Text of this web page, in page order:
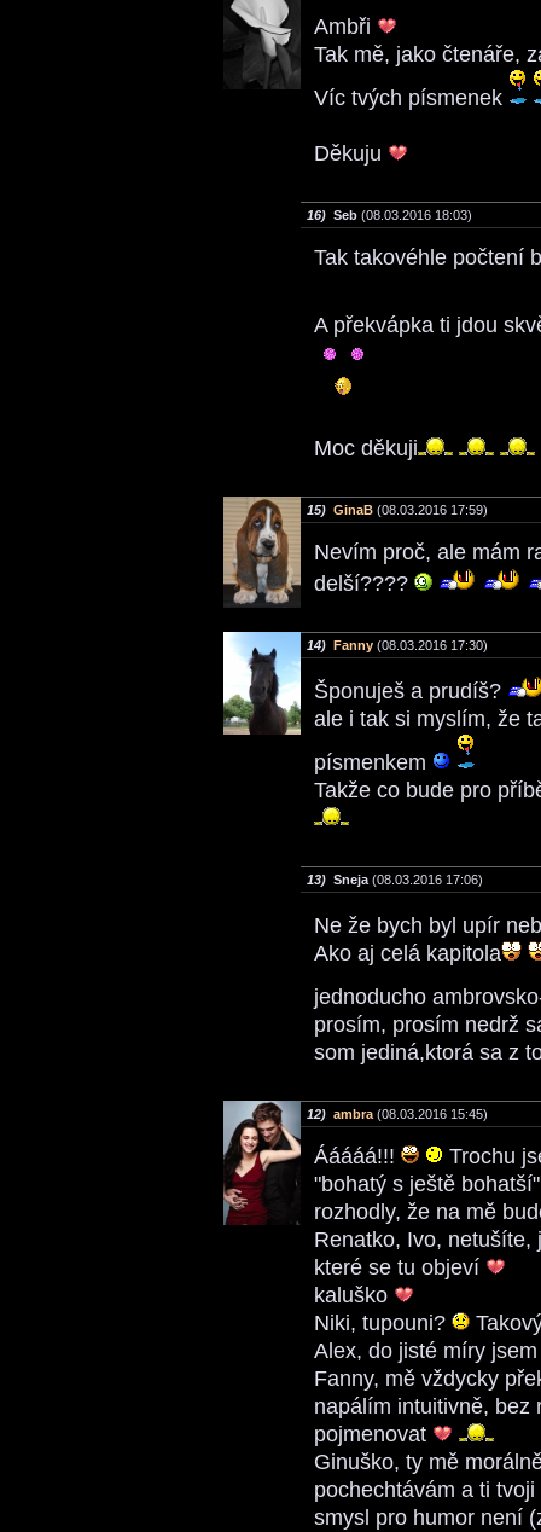
Ambři
Tak mě, jako čtenáře,
Víc tvých písmenek
Děkuju
16) Seb (08.03.2016 18:03)
Tak takovéhle počtení
A překvápka ti jdou
Moc děkuji
15) GinaB (08.03.2016 17:59)
Nevím proč, ale mám
delší????
14) Fanny (08.03.2016 17:30)
Šponuješ a prudíš?
ale i tak si myslím, že
písmenkem
Takže co bude pro
13) Sneja (08.03.2016 17:06)
Ne že bych byl upír
Ako aj celá kapitola
jednoducho
prosím, prosím nedrž
som jediná,ktorá sa z
12) ambra (08.03.2016 15:45)
Ááááá!!!
Trochu
"bohatý s ještě
rozhodly, že na mě
Renatko, Ivo, netušíte,
které se tu objeví
kaluško
Niki, tupouni?
Alex, do jisté míry
Fanny, mě vždycky
napálím intuitivně, bez
pojmenovat
Ginuško, ty mě
pochechtávám a ti
smysl pro humor není